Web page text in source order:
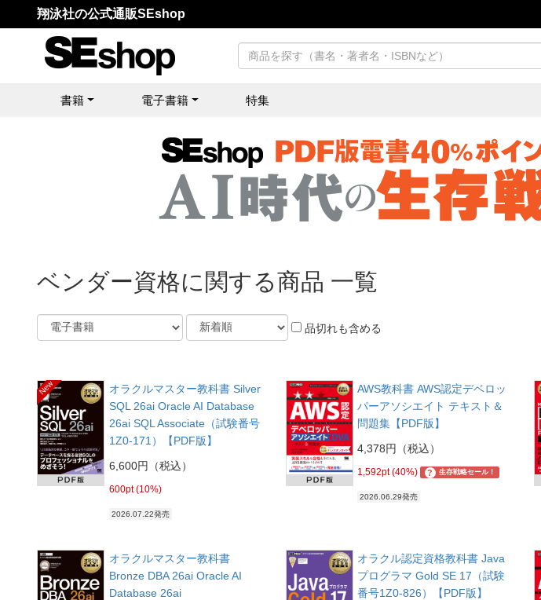
翔泳社の公式通販SEshop
書籍 電子書籍 特集
ベンダー資格に関する商品 一覧
品切れも含める
New
オラクルマスター教科書 Silver
SQL 26ai Oracle AI Database
26ai SQL Associate（試験番号
1Z0-171）【PDF版】
6,600円（税込）
600pt (10%)
2026.07.22発売
AWS教科書 AWS認定デベロッ
パーアソシエイト テキスト＆
問題集【PDF版】
4,378円（税込）
1,592pt (40%) ? 生存戦略セール！
2026.06.29発売
オラクルマスター教科書
Bronze DBA 26ai Oracle AI
Database 26ai
オラクル認定資格教科書 Java
プログラマ Gold SE 17（試験
番号1Z0-826）【PDF版】